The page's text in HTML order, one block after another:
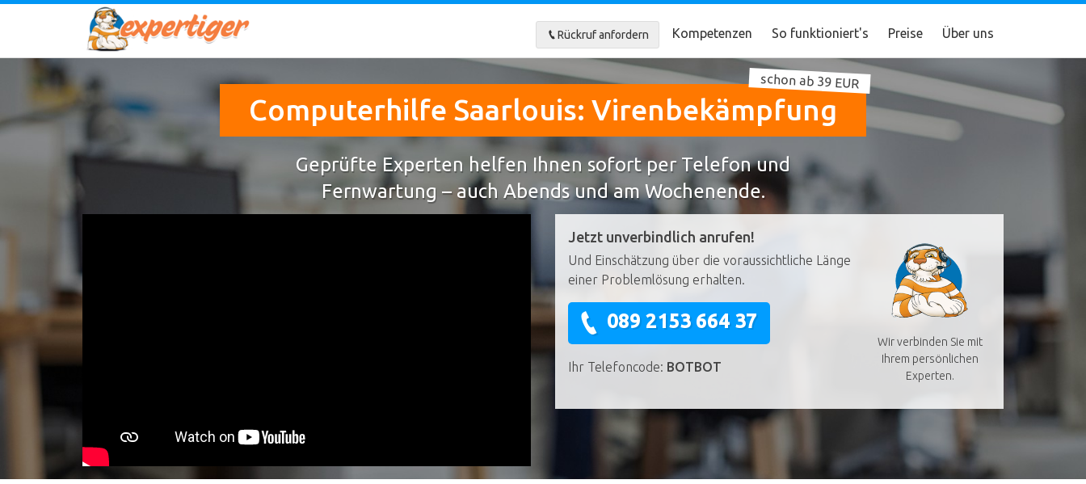
Rückruf anfordern Kompetenzen So funktioniert's Preise Über uns
Computerhilfe Saarlouis: Virenbekämpfung
schon ab 39 EUR
Geprüfte Experten helfen Ihnen sofort per Telefon und
Fernwartung – auch Abends und am Wochenende.
Wir verbinden Sie mit
Ihrem persönlichen
Experten.
Jetzt unverbindlich anrufen!
Und Einschätzung über die voraussichtliche Länge
einer Problemlösung erhalten.
089 2153 664 37
Ihr Telefoncode: BOTBOT